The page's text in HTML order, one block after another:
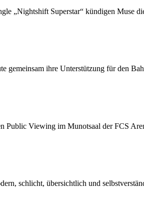
„Nightshift Superstar“ kündigen Muse
gemeinsam ihre Unterstützung für den
Public Viewing im Munotsaal der FCS
schlicht, übersichtlich und